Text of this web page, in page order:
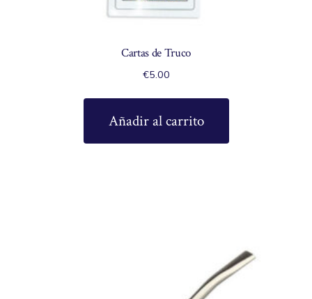
Cartas de Truco
€5.00
Añadir al carrito